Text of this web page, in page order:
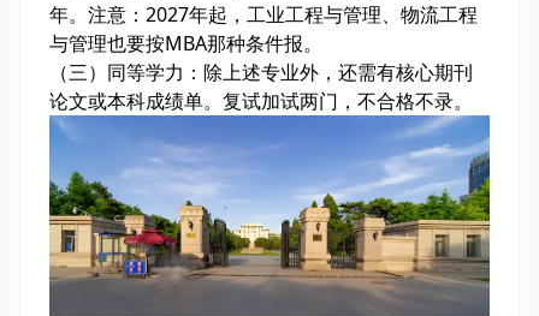
年。注意：2027年起，工业工程与管理、物流工程
与管理也要按MBA那种条件报。
（三）同等学力：除上述专业外，还需有核心期刊
论文或本科成绩单。复试加试两门，不合格不录。